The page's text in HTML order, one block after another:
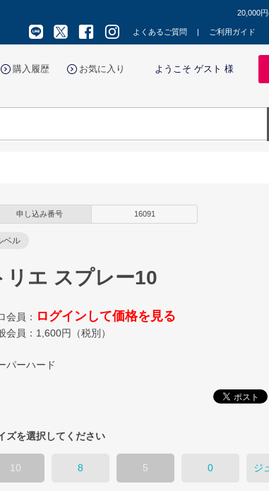
20,000
よくあるご質問 ご利用ガイド
購入履歴 お気に入り ようこそ ゲスト 様
申し込み番号 16091
ベル
リエ スプレー10
会員： ログインして価格を見る
会員： 1,600円（税別）
パーハード
ズを選択してください
10 8 5 0 ジ